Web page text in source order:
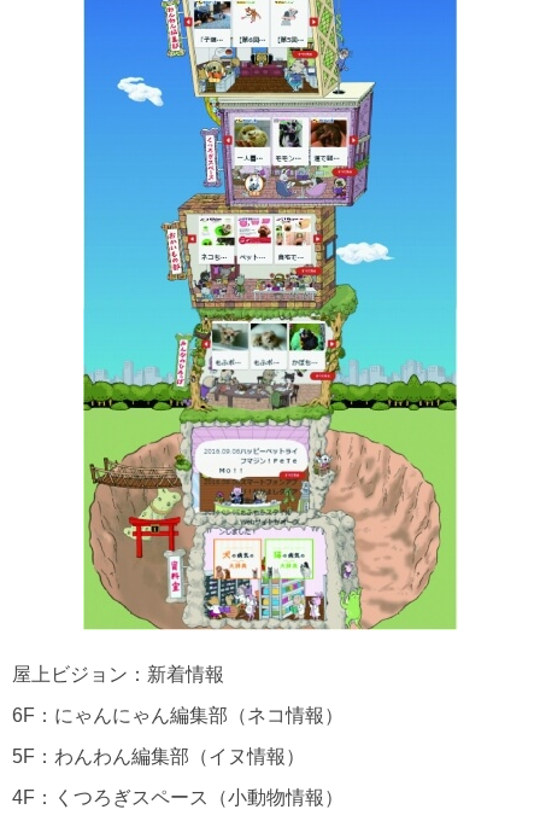
屋上ビジョン：新着情報
6F：にゃんにゃん編集部（ネコ情報）
5F：わんわん編集部（イヌ情報）
4F：くつろぎスペース（小動物情報）